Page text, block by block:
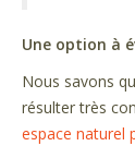
Une option à
Nous savons
résulter très
espace naturel